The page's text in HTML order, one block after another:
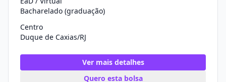
Bacharelado (graduação)
Centro
Duque de Caxias/RJ
Ver mais detalhes
Quero esta bolsa